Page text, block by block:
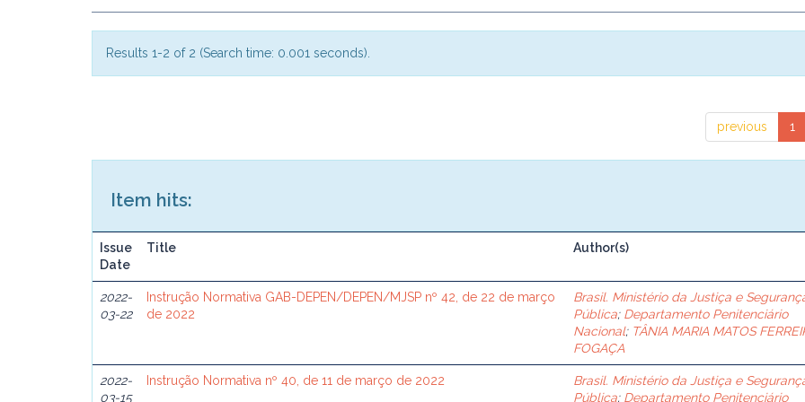
Results 1-2 of 2 (Search time: 0.001 seconds).
previous 1
Item hits:
Issue
Date
Title Author(s)
2022-
03-22
Instrução Normativa GAB-DEPEN/DEPEN/MJSP nº 42, de 22 de março
de 2022
Brasil. Ministério da Justiça e
Pública; Departamento Penitenciário
Nacional; TÂNIA MARIA MATOS
FOGAÇA
2022-
03-15
Instrução Normativa nº 40, de 11 de março de 2022
Brasil. Ministério da Justiça e
Pública; Departamento Penitenciário